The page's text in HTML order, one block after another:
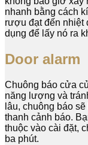
nhanh bằng cách
rượu đạt đến nhiệt
dụng để lấy nó ra
Door alarm
Chuông báo cửa
năng lượng và
lâu, chuông báo
thanh cảnh báo.
thuộc vào cài đặt,
ba phút.